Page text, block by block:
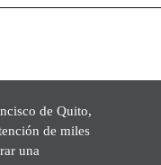
de Quito,
de miles
una